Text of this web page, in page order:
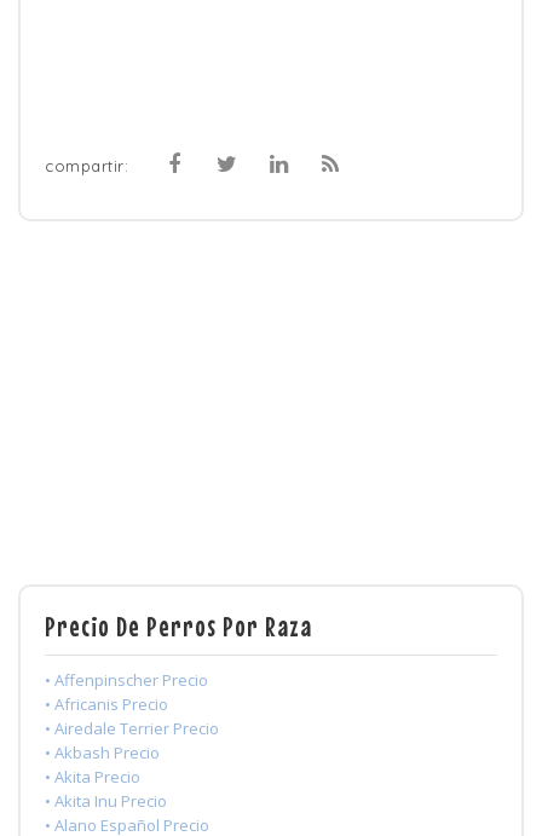
compartir:
Precio De Perros Por Raza
• Affenpinscher Precio
• Africanis Precio
• Airedale Terrier Precio
• Akbash Precio
• Akita Precio
• Akita Inu Precio
• Alano Español Precio